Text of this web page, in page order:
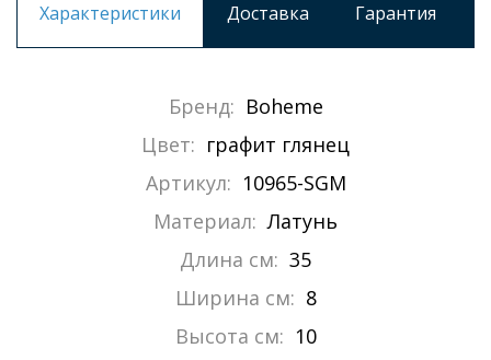
Характеристики Доставка Гарантия
Бренд: Boheme
Цвет: графит глянец
Артикул: 10965-SGM
Материал: Латунь
Длина см: 35
Ширина см: 8
Высота см: 10